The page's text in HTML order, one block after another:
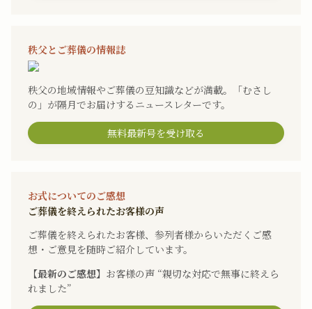
秩父とご葬儀の情報誌
秩父の地域情報やご葬儀の豆知識などが満載。「むさし
の」が隔月でお届けするニュースレターです。
無料最新号を受け取る
お式についてのご感想
ご葬儀を終えられたお客様の声
ご葬儀を終えられたお客様、参列者様からいただくご感
想・ご意見を随時ご紹介しています。
【最新のご感想】 お客様の声 “親切な対応で無事に終えら
れました”